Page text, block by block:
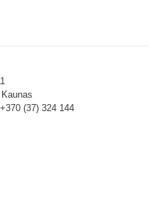
(37) 324 144